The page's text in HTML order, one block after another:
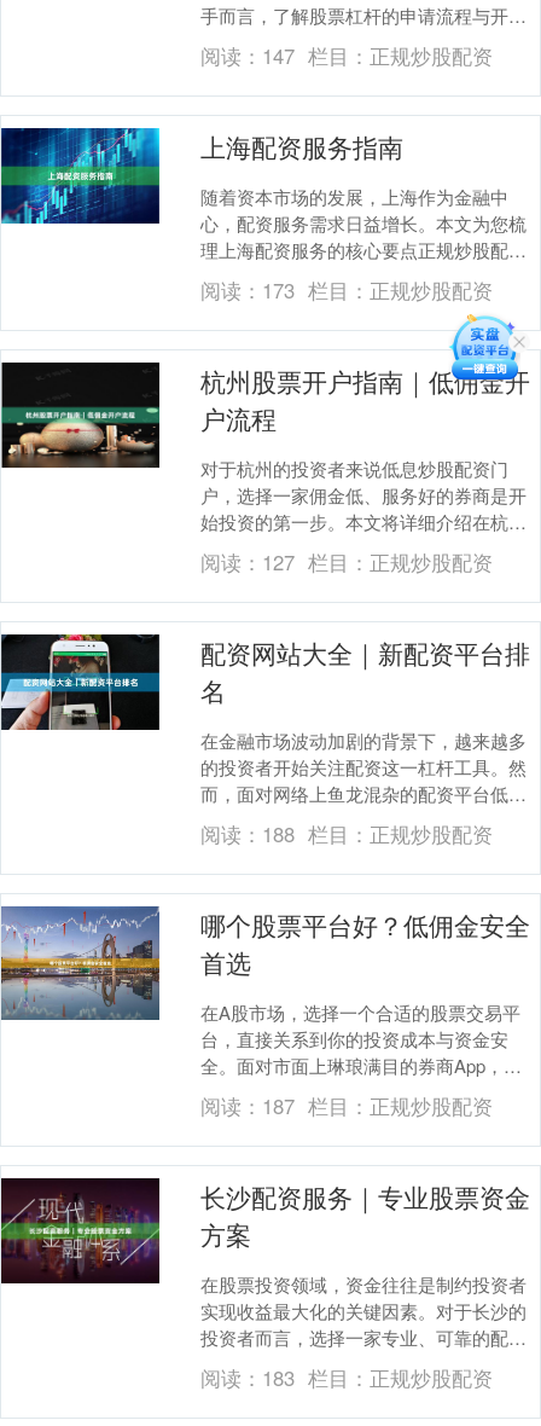
手而言，了解股票杠杆的申请流程与开户
条件，是迈入这一领域的第一步。本文将
为你详细解析股票....
阅读： 147 栏目： 正规炒股配资
上海配资服务指南
随着资本市场的发展，上海作为金融中
心，配资服务需求日益增长。本文为您梳
理上海配资服务的核心要点正规炒股配
资，助您理性参与市场。 ## 上海配资服务
的主要类型 上....
阅读： 173 栏目： 正规炒股配资
杭州股票开户指南｜低佣金开
户流程
对于杭州的投资者来说低息炒股配资门
户，选择一家佣金低、服务好的券商是开
始投资的第一步。本文将详细介绍在杭州
如何办理股票开户，以及如何获取低佣金
账户，帮助您节省交....
阅读： 127 栏目： 正规炒股配资
配资网站大全｜新配资平台排
名
在金融市场波动加剧的背景下，越来越多
的投资者开始关注配资这一杠杆工具。然
而，面对网络上鱼龙混杂的配资平台低息
炒股配资门户，如何筛选出正规、安全、
高效的配资网站成....
阅读： 188 栏目： 正规炒股配资
哪个股票平台好？低佣金安全
首选
在A股市场，选择一个合适的股票交易平
台，直接关系到你的投资成本与资金安
全。面对市面上琳琅满目的券商App，很
多新手都会问：**哪个股票平台好？低佣
金安全首选**....
阅读： 187 栏目： 正规炒股配资
长沙配资服务｜专业股票资金
方案
在股票投资领域，资金往往是制约投资者
实现收益最大化的关键因素。对于长沙的
投资者而言，选择一家专业、可靠的配资
服务商，能够有效放大资金使用效率，在
行情来临时抢占先....
阅读： 183 栏目： 正规炒股配资